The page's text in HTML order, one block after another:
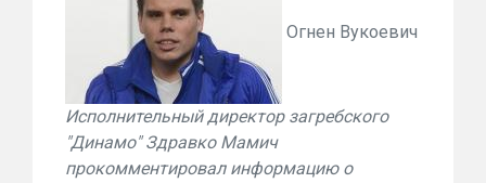
Огнен Вукоевич
Исполнительный директор загребского
"Динамо" Здравко Мамич
прокомментировал информацию о